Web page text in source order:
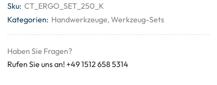
Sku: CT_ERGO_SET_250_K
Kategorien: Handwerkzeuge, Werkzeug-Sets
Haben Sie Fragen?
Rufen Sie uns an! +49 1512 658 5314